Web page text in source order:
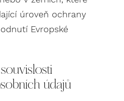
úroveň ochrany
Evropské
údajů